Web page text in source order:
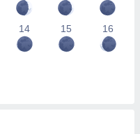
14 15 16